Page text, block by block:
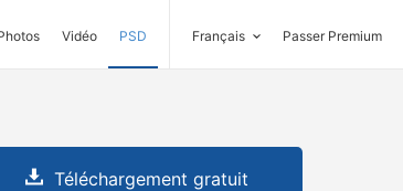
Vidéo PSD Français Passer Premium
Téléchargement gratuit